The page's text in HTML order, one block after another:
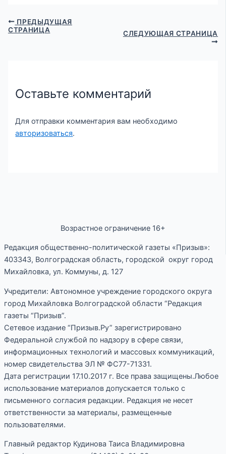
ПРЕДЫДУЩАЯ
СТРАНИЦА
СЛЕДУЮЩАЯ СТРАНИЦА
Оставьте комментарий
Для отправки комментария вам необходимо
авторизоваться.
Возрастное ограничение 16+
Редакция общественно-политической газеты «Призыв»:
403343, Волгоградская область, городской округ город
Михайловка, ул. Коммуны, д. 127
Учредители: Автономное учреждение городского округа
город Михайловка Волгоградской области “Редакция
газеты “Призыв”.
Сетевое издание “Призыв.Ру” зарегистрировано
Федеральной службой по надзору в сфере связи,
информационных технологий и массовых коммуникаций,
номер свидетельства ЭЛ № ФС77-71331.
Дата регистрации 17.10.2017 г. Все права защищены.Любое
использование материалов допускается только с
письменного согласия редакции. Редакция не несет
ответственности за материалы, размещенные
пользователями.
Главный редактор Кудинова Таиса Владимировна